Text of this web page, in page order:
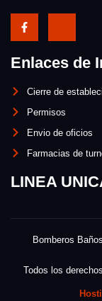
Enlaces de
Cierre de
Permisos
Envio de oficios
Farmacias de
LINEA
Bomberos
Todos los